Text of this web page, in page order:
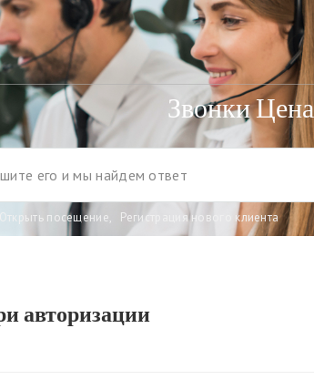
Звонки Цена
Открыть посещение, Регистрация нового клиента
авторизации